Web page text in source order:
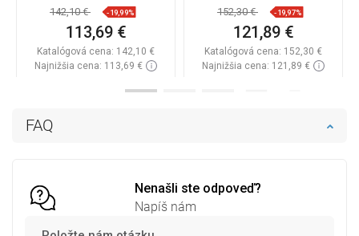
FAQ
Nenašli ste odpoveď?
Napíš nám
142,10 € -19,99%
113,69 €
Katalógová cena: 142,10 €
Najnižšia cena: 113,69 €
030-050-00
152,30 € -19,97%
121,89 €
Katalógová cena: 152,30 €
Najnižšia cena: 121,89 €